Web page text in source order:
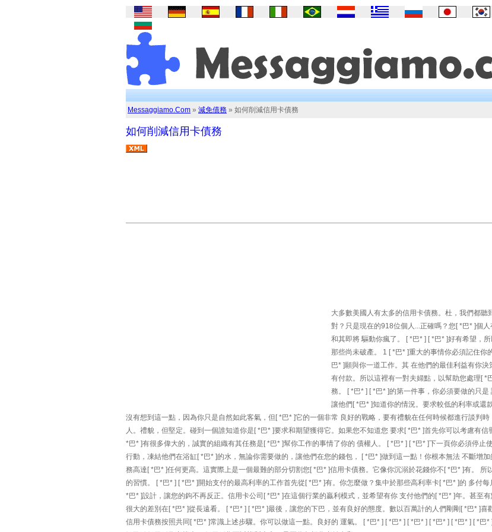
Messaggiamo.Com » 減免債務 » 如何削減信用卡債務
如何削減信用卡債務
大多數美國人有太多的信用卡債務。杜，我們都聽
對？只是現在的918位個人...正確嗎？您[ *巴* ]個
和其即將 驅動你瘋了。 [ *巴* ] [ *巴* ]好有希望，
那些尚未破產。 1 [ *巴* ]重大的事情你必須記住你
巴* ]願與你一道工作。其 在他們的最佳利益有你決
有付款。所以這裡有一對夫婦點，以幫助您處理[ *
務。 [ *巴* ] [ *巴* ]的第一件事，你必須要做的只是
讓他們[ *巴* ]知道你的情況。要求較低的利率或還
沒有想到這一點，因為你只是自然如此客氣，但[ *巴* ]它的一個非常 良好的戰略，要有禮貌在任何時候都進行談判
人。禮貌，但堅定。碰到一個誰知道你是[ *巴* ]要求和期望獲得它。如果您不知道您 要求[ *巴* ]首先你可以考慮有信
*巴* ]有很多偉大的，誠實的組織有其任務是[ *巴* ]幫你工作的事情了你的 債權人。 [ *巴* ] [ *巴* ]下一頁你必須停止
行動，凍結他們在浴缸[ *巴* ]的水，無論你需要做的，讓他們在您的錢包， [ *巴* ]做到這一點！你根本無法 不斷增
務高達[ *巴* ]任何更高。這實際上是一個最難的部分切割您[ *巴* ]信用卡債務。它像你沉溺於花錢你不[ *巴* ]有。 所
的習慣。 [ *巴* ] [ *巴* ]開始支付的最高利率的工作首先從[ *巴* ]有。你怎麼做？集中於那些高利率卡[ *巴* ]的 多付
*巴* ]設計，讓您的鉤不再反正。信用卡公司[ *巴* ]在這個行業的贏利模式，並希望有你 支付他們的[ *巴* ]年。甚至
很大的差別在[ *巴* ]從長遠看。 [ *巴* ] [ *巴* ]最後，讓您的下巴，並有良好的態度。數以百萬計的人們剛剛[ *巴* ]喜
信用卡債務按照共同[ *巴* ]常識上述步驟。你可以做這一點。良好的 運氣。 [ *巴* ] [ *巴* ] [ *巴* ] [ *巴* ] [ *巴* ] [ *巴*